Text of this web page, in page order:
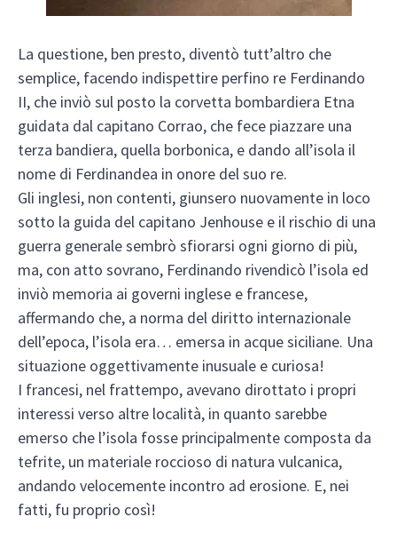
La questione, ben presto, diventò tutt’altro che
semplice, facendo indispettire perfino re Ferdinando
II, che inviò sul posto la corvetta bombardiera Etna
guidata dal capitano Corrao, che fece piazzare una
terza bandiera, quella borbonica, e dando all’isola il
nome di Ferdinandea in onore del suo re.
Gli inglesi, non contenti, giunsero nuovamente in loco
sotto la guida del capitano Jenhouse e il rischio di una
guerra generale sembrò sfiorarsi ogni giorno di più,
ma, con atto sovrano, Ferdinando rivendicò l’isola ed
inviò memoria ai governi inglese e francese,
affermando che, a norma del diritto internazionale
dell’epoca, l’isola era… emersa in acque siciliane. Una
situazione oggettivamente inusuale e curiosa!
I francesi, nel frattempo, avevano dirottato i propri
interessi verso altre località, in quanto sarebbe
emerso che l’isola fosse principalmente composta da
tefrite, un materiale roccioso di natura vulcanica,
andando velocemente incontro ad erosione. E, nei
fatti, fu proprio così!